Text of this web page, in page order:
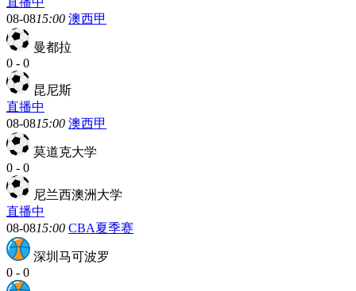
08-0815:00 澳西甲
曼都拉
0 - 0
昆尼斯
直播中
08-0815:00 澳西甲
莫道克大学
0 - 0
尼兰西澳洲大学
直播中
08-0815:00 CBA夏季赛
深圳马可波罗
0 - 0